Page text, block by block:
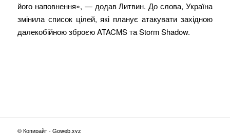
його наповнення», — додав Литвин. До слова, Україна
змінила список цілей, які планує атакувати західною
далекобійною зброєю ATACMS та Storm Shadow.
© Копирайт - Goweb.xyz